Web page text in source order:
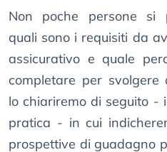
Non poche persone si
quali sono i requisiti da
assicurativo e quale
completare per svolgere
lo chiariremo di seguito -
pratica - in cui
prospettive di guadagno